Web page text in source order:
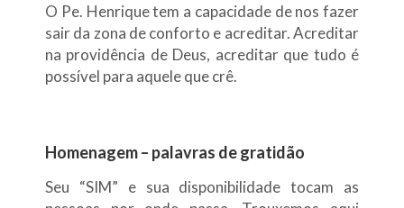
O Pe. Henrique tem a capacidade de nos fazer
sair da zona de conforto e acreditar. Acreditar
na providência de Deus, acreditar que tudo é
possível para aquele que crê.
Homenagem – palavras de gratidão
Seu “SIM” e sua disponibilidade tocam as